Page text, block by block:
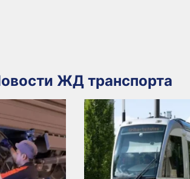
ЖД транспорта